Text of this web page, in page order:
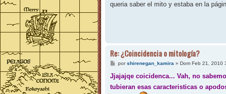
a
queria saber el mito y estaba en la
Re: ¿Coincidencia o mitología?
M
n
a
porshirenegan_kamira» Dom Feb 21, 2010
Jjajajqe coicidenca... Vah, no
tubieran esas caracteristicas o